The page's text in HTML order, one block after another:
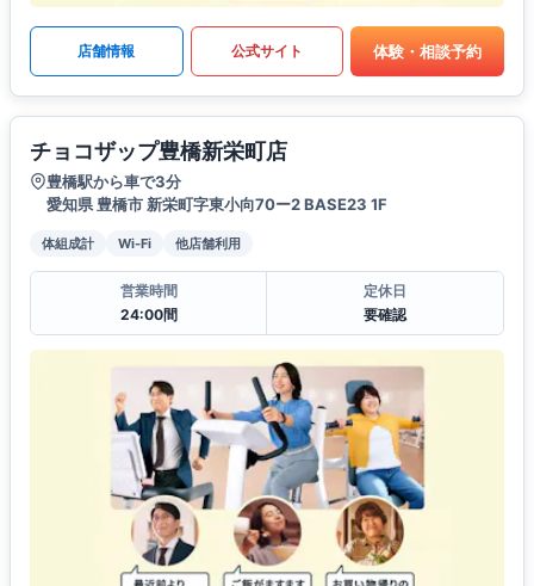
店舗情報 公式サイト 体験・相談予約
チョコザップ豊橋新栄町店
豊橋駅から車で3分
愛知県 豊橋市 新栄町字東小向70ー2 BASE23 1F
体組成計 Wi-Fi 他店舗利用
営業時間
24:00間
定休日
要確認